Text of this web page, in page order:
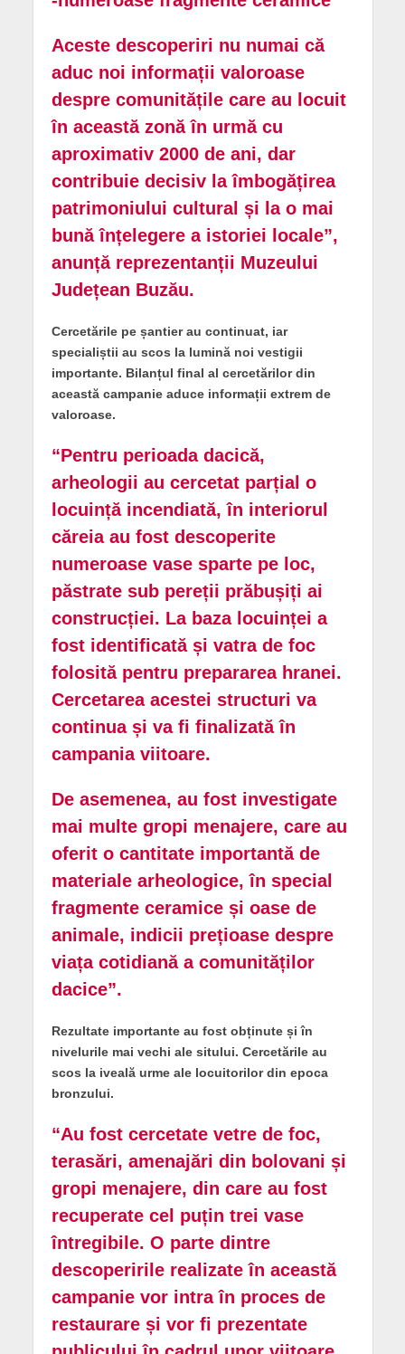
Aceste descoperiri nu numai că
aduc noi informații valoroase
despre comunitățile care au locuit
în această zonă în urmă cu
aproximativ 2000 de ani, dar
contribuie decisiv la îmbogățirea
patrimoniului cultural și la o mai
bună înțelegere a istoriei locale”,
anunță reprezentanții Muzeului
Județean Buzău.
Cercetările pe șantier au continuat, iar
specialiștii au scos la lumină noi vestigii
importante. Bilanțul final al cercetărilor din
această campanie aduce informații extrem de
valoroase.
“Pentru perioada dacică,
arheologii au cercetat parțial o
locuință incendiată, în interiorul
căreia au fost descoperite
numeroase vase sparte pe loc,
păstrate sub pereții prăbușiți ai
construcției. La baza locuinței a
fost identificată și vatra de foc
folosită pentru prepararea hranei.
Cercetarea acestei structuri va
continua și va fi finalizată în
campania viitoare.
De asemenea, au fost investigate
mai multe gropi menajere, care au
oferit o cantitate importantă de
materiale arheologice, în special
fragmente ceramice și oase de
animale, indicii prețioase despre
viața cotidiană a comunităților
dacice”.
Rezultate importante au fost obținute și în
nivelurile mai vechi ale sitului. Cercetările au
scos la iveală urme ale locuitorilor din epoca
bronzului.
“Au fost cercetate vetre de foc,
terasări, amenajări din bolovani și
gropi menajere, din care au fost
recuperate cel puțin trei vase
întregibile. O parte dintre
descoperirile realizate în această
campanie vor intra în proces de
restaurare și vor fi prezentate